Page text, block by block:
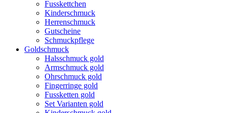
Fusskettchen
Kinderschmuck
Herrenschmuck
Gutscheine
Schmuckpflege
Goldschmuck
Halsschmuck gold
Armschmuck gold
Ohrschmuck gold
Fingerringe gold
Fussketten gold
Set Varianten gold